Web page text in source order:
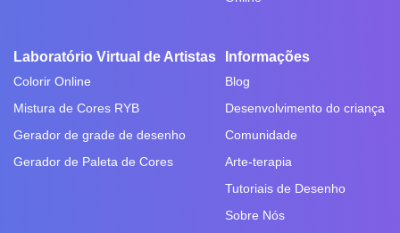
Laboratório Virtual de Artistas
Colorir Online
Mistura de Cores RYB
Gerador de grade de desenho
Gerador de Paleta de Cores
Informações
Blog
Desenvolvimento do criança
Comunidade
Arte-terapia
Tutoriais de Desenho
Sobre Nós